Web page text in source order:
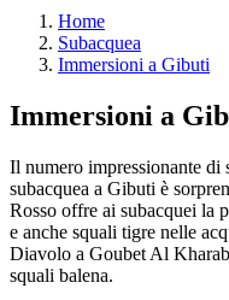
Home
Subacquea
Immersioni a Gibuti
Immersioni a
Il numero impressionante di
subacquea a Gibuti è
Rosso offre ai subacquei la
e anche squali tigre nelle
Diavolo a Goubet Al
squali balena.